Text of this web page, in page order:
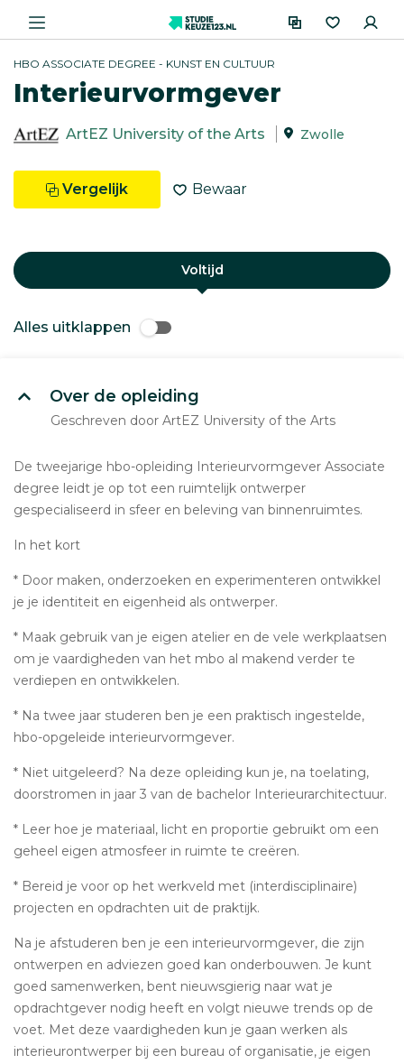
HBO ASSOCIATE DEGREE - KUNST EN CULTUUR
Interieurvormgever
ArtEZ University of the Arts Zwolle
Vergelijk Bewaar
Voltijd
Alles uitklappen
Over de opleiding
Geschreven door ArtEZ University of the Arts
De tweejarige hbo-opleiding Interieurvormgever Associate
degree leidt je op tot een ruimtelijk ontwerper
gespecialiseerd in sfeer en beleving van binnenruimtes.
In het kort
* Door maken, onderzoeken en experimenteren ontwikkel
je je identiteit en eigenheid als ontwerper.
* Maak gebruik van je eigen atelier en de vele werkplaatsen
om je vaardigheden van het mbo al makend verder te
verdiepen en ontwikkelen.
* Na twee jaar studeren ben je een praktisch ingestelde,
hbo-opgeleide interieurvormgever.
* Niet uitgeleerd? Na deze opleiding kun je, na toelating,
doorstromen in jaar 3 van de bachelor Interieurarchitectuur.
* Leer hoe je materiaal, licht en proportie gebruikt om een
geheel eigen atmosfeer in ruimte te creëren.
* Bereid je voor op het werkveld met (interdisciplinaire)
projecten en opdrachten uit de praktijk.
Na je afstuderen ben je een interieurvormgever, die zijn
ontwerpen en adviezen goed kan onderbouwen. Je kunt
goed samenwerken, bent nieuwsgierig naar wat je
opdrachtgever nodig heeft en volgt nieuwe trends op de
voet. Met deze vaardigheden kun je gaan werken als
interieurontwerper bij een bureau of organisatie, je eigen